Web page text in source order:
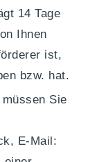
14 Tage
Ihnen
ist,
bzw. hat.
Sie
E-Mail: